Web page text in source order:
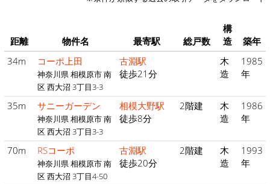
距離 物件名 最寄駅 総戸数
構
造
築年
34m
コーポ上田
神奈川県 相模原市 南
区 西大沼 3丁目3-3
古淵駅
徒歩21分
木
造
1985
年
35m サニーガーデン
神奈川県 相模原市 南
区 西大沼 3丁目3-3
相模大野駅
徒歩8分
2階建
木
造
1986
年
70m RSコーポ
神奈川県 相模原市 南
区 西大沼 3丁目4-50
古淵駅
徒歩20分
2階建
木
造
1993
年